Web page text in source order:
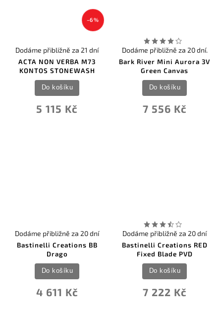
–6 %
ACTA NON VERBA M73
KONTOS STONEWASH
Dodáme přibližně za 21 dní
5 115 Kč
Do košíku
Bark River Mini Aurora 3V
Green Canvas
Dodáme přibližně za 20 dní.
7 556 Kč
Do košíku
Bastinelli Creations BB
Drago
Dodáme přibližně za 20 dní
4 611 Kč
Do košíku
Bastinelli Creations RED
Fixed Blade PVD
Dodáme přibližně za 20 dní
7 222 Kč
Do košíku